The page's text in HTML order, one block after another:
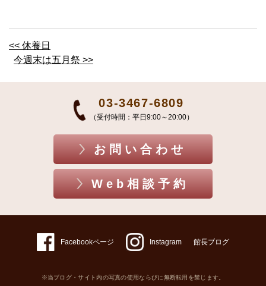
<< 休養日
今週末は五月祭 >>
03-3467-6809
（受付時間：平日9:00～20:00）
お問い合わせ
Web相談予約
Facebookページ Instagram 館長ブログ
※当ブログ・サイト内の写真の使用ならびに無断転用を禁じます。